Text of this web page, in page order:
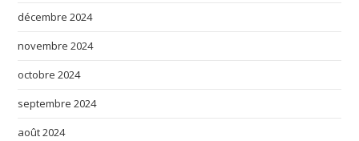
décembre 2024
novembre 2024
octobre 2024
septembre 2024
août 2024